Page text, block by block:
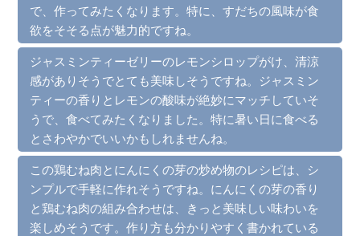
で、作ってみたくなります。特に、すだちの風味が食
欲をそそる点が魅力的ですね。
ジャスミンティーゼリーのレモンシロップがけ、清涼
感がありそうでとても美味しそうですね。ジャスミン
ティーの香りとレモンの酸味が絶妙にマッチしていそ
うで、食べてみたくなりました。特に暑い日に食べる
とさわやかでいいかもしれませんね。
この鶏むね肉とにんにくの芽の炒め物のレシピは、シ
ンプルで手軽に作れそうですね。にんにくの芽の香り
と鶏むね肉の組み合わせは、きっと美味しい味わいを
楽しめそうです。作り方も分かりやすく書かれている